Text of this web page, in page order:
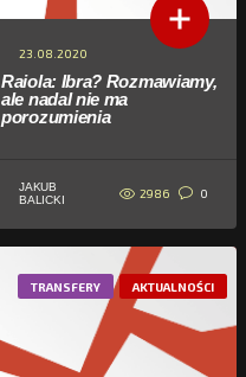
23.08.2020
Raiola: Ibra? Rozmawiamy,
ale nadal nie ma
porozumienia
JAKUB
BALICKI
2986 0
TRANSFERY AKTUALNOŚCI